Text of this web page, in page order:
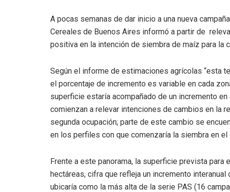
A pocas semanas de dar inicio a una nueva
Cereales de Buenos Aires informó a partir de
positiva en la intención de siembra de maíz para la
Según el informe de estimaciones agrícolas “esta
el porcentaje de incremento es variable en cada
superficie estaría acompañado de un incremento
comienzan a relevar intenciones de cambios en la
segunda ocupación; parte de este cambio se
en los perfiles con que comenzaría la siembra en el
Frente a este panorama, la superficie prevista
hectáreas, cifra que refleja un incremento
ubicaría como la más alta de la serie PAS (16